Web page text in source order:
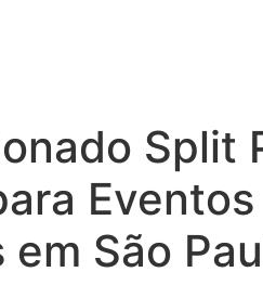
Split
São